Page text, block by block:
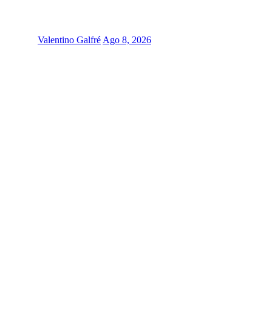
Valentino Galfré Ago 8, 2026